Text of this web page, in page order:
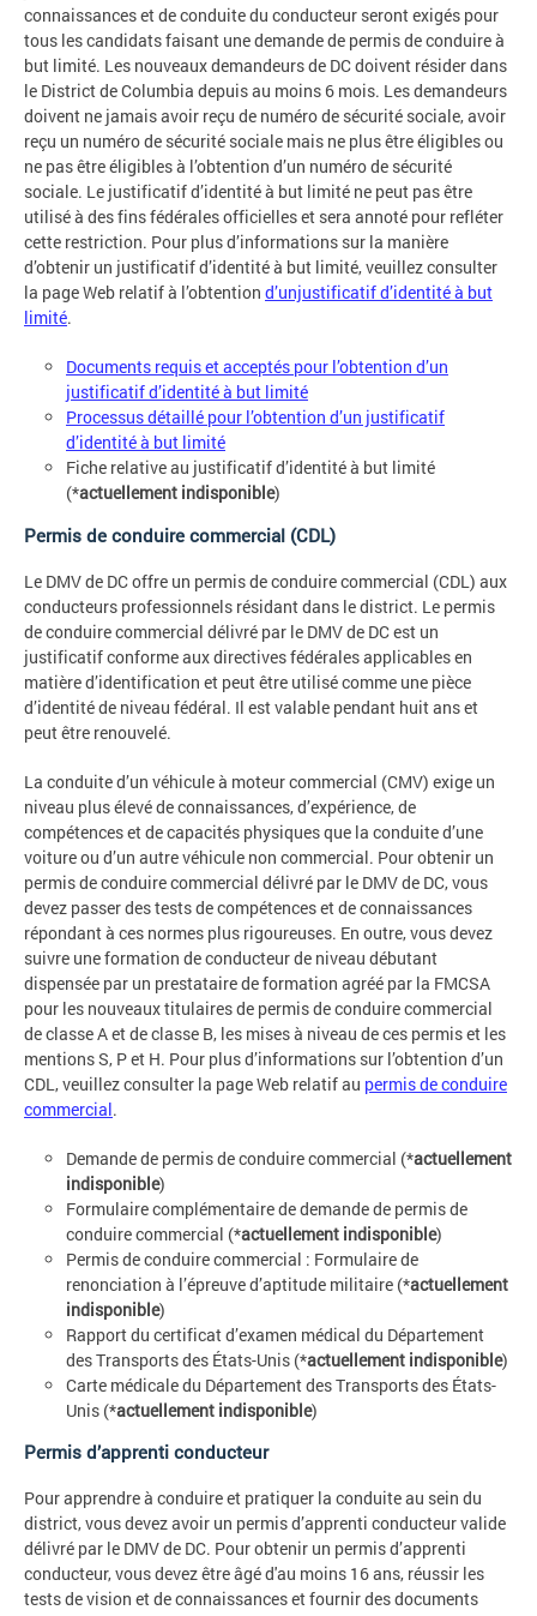
connaissances et de conduite du conducteur seront exigés pour
tous les candidats faisant une demande de permis de conduire à
but limité. Les nouveaux demandeurs de DC doivent résider dans
le District de Columbia depuis au moins 6 mois. Les demandeurs
doivent ne jamais avoir reçu de numéro de sécurité sociale, avoir
reçu un numéro de sécurité sociale mais ne plus être éligibles ou
ne pas être éligibles à l’obtention d’un numéro de sécurité
sociale. Le justificatif d’identité à but limité ne peut pas être
utilisé à des fins fédérales officielles et sera annoté pour refléter
cette restriction. Pour plus d’informations sur la manière
d’obtenir un justificatif d’identité à but limité, veuillez consulter
la page Web relatif à l’obtention d’unjustificatif d’identité à but
limité.
Documents requis et acceptés pour l’obtention d’un
justificatif d’identité à but limité
Processus détaillé pour l’obtention d’un justificatif
d’identité à but limité
Fiche relative au justificatif d’identité à but limité
(*actuellement indisponible)
Permis de conduire commercial (CDL)
Le DMV de DC offre un permis de conduire commercial (CDL) aux
conducteurs professionnels résidant dans le district. Le permis
de conduire commercial délivré par le DMV de DC est un
justificatif conforme aux directives fédérales applicables en
matière d’identification et peut être utilisé comme une pièce
d’identité de niveau fédéral. Il est valable pendant huit ans et
peut être renouvelé.
La conduite d’un véhicule à moteur commercial (CMV) exige un
niveau plus élevé de connaissances, d’expérience, de
compétences et de capacités physiques que la conduite d’une
voiture ou d’un autre véhicule non commercial. Pour obtenir un
permis de conduire commercial délivré par le DMV de DC, vous
devez passer des tests de compétences et de connaissances
répondant à ces normes plus rigoureuses. En outre, vous devez
suivre une formation de conducteur de niveau débutant
dispensée par un prestataire de formation agréé par la FMCSA
pour les nouveaux titulaires de permis de conduire commercial
de classe A et de classe B, les mises à niveau de ces permis et les
mentions S, P et H. Pour plus d’informations sur l’obtention d’un
CDL, veuillez consulter la page Web relatif au permis de conduire
commercial.
Demande de permis de conduire commercial (*actuellement
indisponible)
Formulaire complémentaire de demande de permis de
conduire commercial (*actuellement indisponible)
Permis de conduire commercial : Formulaire de
renonciation à l’épreuve d’aptitude militaire (*actuellement
indisponible)
Rapport du certificat d’examen médical du Département
des Transports des États-Unis (*actuellement indisponible)
Carte médicale du Département des Transports des États-
Unis (*actuellement indisponible)
Permis d’apprenti conducteur
Pour apprendre à conduire et pratiquer la conduite au sein du
district, vous devez avoir un permis d’apprenti conducteur valide
délivré par le DMV de DC. Pour obtenir un permis d’apprenti
conducteur, vous devez être âgé d'au moins 16 ans, réussir les
tests de vision et de connaissances et fournir des documents